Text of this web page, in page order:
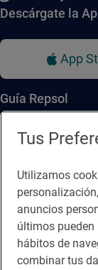
Descárgate la
App
Guía Repsol
ComerTus
Utilizamos
anuncios
últimos
hábitos de
combinar tus